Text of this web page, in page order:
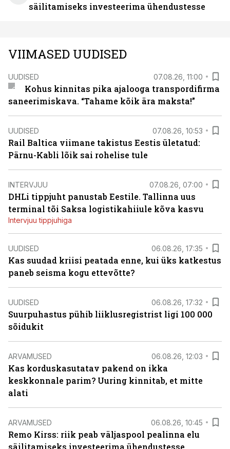
säilitamiseks investeerima ühendustesse
VIIMASED UUDISED
UUDISED 07.08.26, 11:00
Kohus kinnitas pika ajalooga transpordifirma
saneerimiskava. “Tahame kõik ära maksta!”
UUDISED 07.08.26, 10:53
Rail Baltica viimane takistus Eestis ületatud:
Pärnu-Kabli lõik sai rohelise tule
INTERVJUU 07.08.26, 07:00
DHLi tippjuht panustab Eestile. Tallinna uus
terminal tõi Saksa logistikahiiule kõva kasvu
Intervjuu tippjuhiga
UUDISED 06.08.26, 17:35
Kas suudad kriisi peatada enne, kui üks katkestus
paneb seisma kogu ettevõtte?
UUDISED 06.08.26, 17:32
Suurpuhastus pühib liiklusregistrist ligi 100 000
sõidukit
ARVAMUSED 06.08.26, 12:03
Kas korduskasutatav pakend on ikka
keskkonnale parim? Uuring kinnitab, et mitte
alati
ARVAMUSED 06.08.26, 10:45
Remo Kirss: riik peab väljaspool pealinna elu
säilitamiseks investeerima ühendustesse